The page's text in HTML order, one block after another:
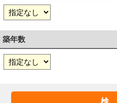
築年数